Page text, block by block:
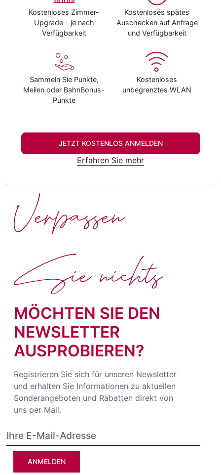
Kostenloses Zimmer-
Upgrade – je nach
Verfügbarkeit
Kostenloses spätes
Auschecken auf Anfrage
und Verfügbarkeit
Sammeln Sie Punkte,
Meilen oder BahnBonus-
Punkte
Kostenloses
unbegrenztes WLAN
JETZT KOSTENLOS ANMELDEN
Erfahren Sie mehr
MÖCHTEN SIE DEN
NEWSLETTER
AUSPROBIEREN?
Registrieren Sie sich für unseren Newsletter
und erhalten Sie Informationen zu aktuellen
Sonderangeboten und Rabatten direkt von
uns per Mail.
ANMELDEN
Verpassen
Sie nichts